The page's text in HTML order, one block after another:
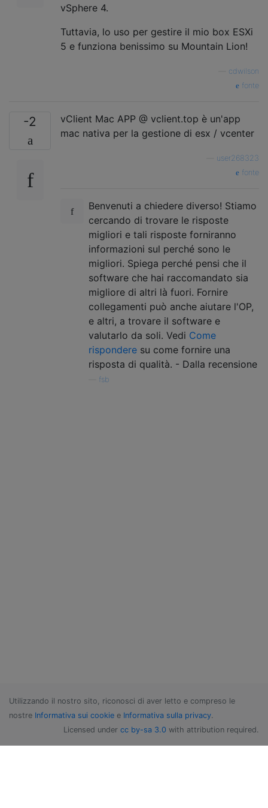
vSphere 4.
Tuttavia, lo uso per gestire il mio box ESXi
5 e funziona benissimo su Mountain Lion!
cdwilson
fonte
-2
vClient Mac APP @ vclient.top è un'app
mac nativa per la gestione di esx / vcenter
user268323
fonte
Benvenuti a chiedere diverso! Stiamo
cercando di trovare le risposte
migliori e tali risposte forniranno
informazioni sul perché sono le
migliori. Spiega perché pensi che il
software che hai raccomandato sia
migliore di altri là fuori. Fornire
collegamenti può anche aiutare l'OP,
e altri, a trovare il software e
valutarlo da soli. Vedi Come
rispondere su come fornire una
risposta di qualità. - Dalla recensione
fsb
Utilizzando il nostro sito, riconosci di aver letto e compreso le
nostre Informativa sui cookie e Informativa sulla privacy.
Licensed under cc by-sa 3.0 with attribution required.